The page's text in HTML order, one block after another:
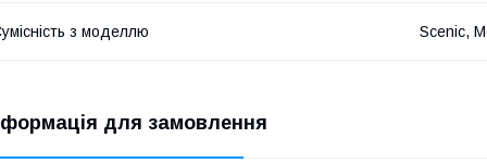
з моделлю Scenic,
для замовлення